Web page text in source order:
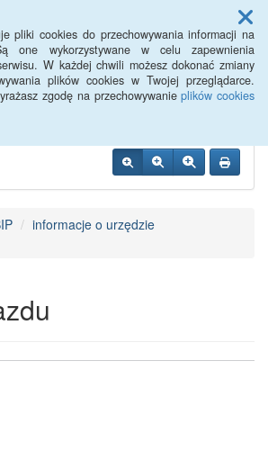
pliki cookies do przechowywania informacji na
one wykorzystywane w celu zapewnienia
W każdej chwili możesz dokonać zmiany
plików cookies w Twojej przeglądarce.
zgodę na przechowywanieplików cookies
Menu
informacje o urzędzie